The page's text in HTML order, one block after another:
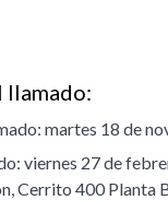
llamado:
martes 18 de
viernes 27 de
Cerrito 400 Planta